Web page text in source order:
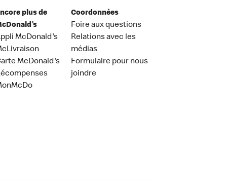
plus de
McDonald's
McDonald's
Coordonnées
Foire aux questions
Relations avec les
médias
Formulaire pour nous
joindre